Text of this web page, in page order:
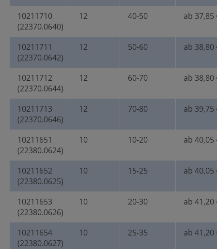
10211710
(22370.0640)
12 40-50 ab 37,85
10211711
(22370.0642)
12 50-60 ab 38,80
10211712
(22370.0644)
12 60-70 ab 38,80
10211713
(22370.0646)
12 70-80 ab 39,75
10211651
(22380.0624)
10 10-20 ab 40,05
10211652
(22380.0625)
10 15-25 ab 40,05
10211653
(22380.0626)
10 20-30 ab 41,20
10211654
(22380.0627)
10 25-35 ab 41,20